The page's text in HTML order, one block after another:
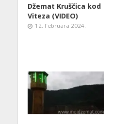
Džemat Kruščica kod
Viteza (VIDEO)
12. Februara 2024.